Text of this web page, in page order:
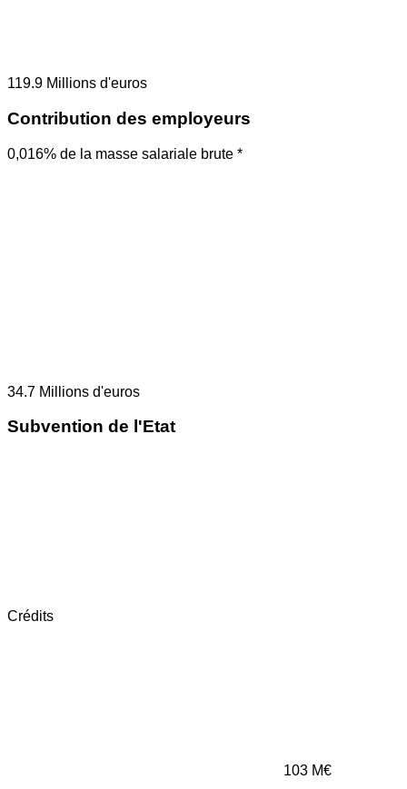
119.9 Millions d'euros
Contribution des employeurs
0,016% de la masse salariale brute *
34.7 Millions d'euros
Subvention de l'Etat
Crédits
103 M€